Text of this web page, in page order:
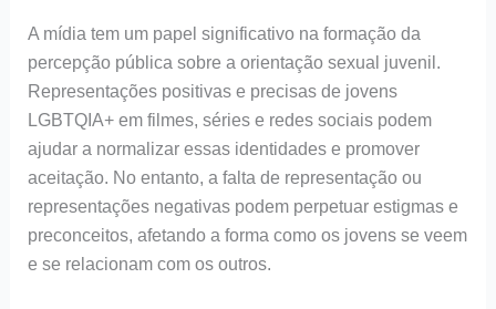
A mídia tem um papel significativo na formação da
percepção pública sobre a orientação sexual juvenil.
Representações positivas e precisas de jovens
LGBTQIA+ em filmes, séries e redes sociais podem
ajudar a normalizar essas identidades e promover
aceitação. No entanto, a falta de representação ou
representações negativas podem perpetuar estigmas e
preconceitos, afetando a forma como os jovens se veem
e se relacionam com os outros.